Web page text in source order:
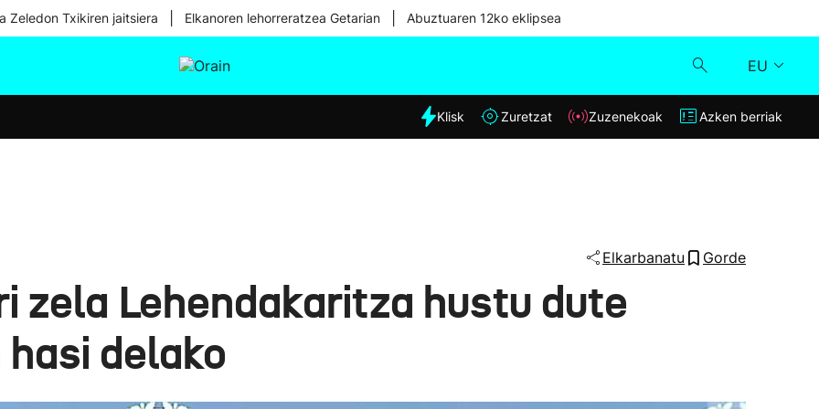
Zeledon Txikiren jaitsiera Elkanoren lehorreratzea Getarian Abuztuaren 12ko eklipsea
EU
Eguraldia
Klisk
Klisk Zuretzat Zuzenekoak Azken berriak
Elkarbanatu Gorde
zela Lehendakaritza hustu dute
delako